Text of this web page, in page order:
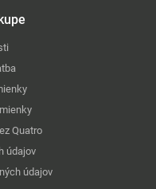
Quatro
údajov
údajov